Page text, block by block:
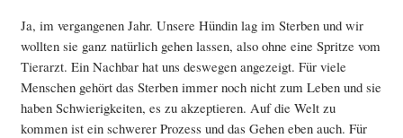
Ja, im vergangenen Jahr. Unsere Hündin lag im Sterben und wir
wollten sie ganz natürlich gehen lassen, also ohne eine Spritze vom
Tierarzt. Ein Nachbar hat uns deswegen angezeigt. Für viele
Menschen gehört das Sterben immer noch nicht zum Leben und sie
haben Schwierigkeiten, es zu akzeptieren. Auf die Welt zu
kommen ist ein schwerer Prozess und das Gehen eben auch. Für